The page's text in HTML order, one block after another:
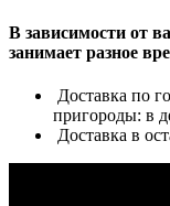
В зависимости от
занимает разное
Доставка по
пригороды: в
Доставка в